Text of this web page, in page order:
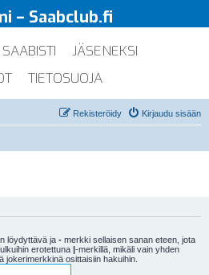
– Saabclub.fi
SAABISTI
JÄSENEKSI
TIETOSUOJA
Kirjaudu sisään
Rekisteröidy
löydyttävä ja - merkki sellaisen sanan eteen, jota
erotettuna |-merkillä, mikäli vain yhden
osittaisiin hakuihin.